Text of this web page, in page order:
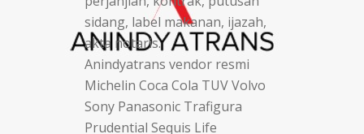
sidang, label makanan, ijazah,
akta notaris.
Anindyatrans vendor resmi
Michelin Coca Cola TUV Volvo
Sony Panasonic Trafigura
Prudential Sequis Life